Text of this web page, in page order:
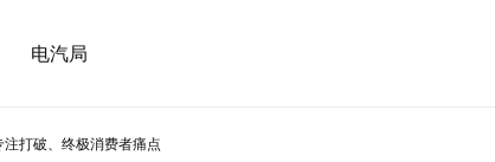
电汽局
打破、终极消费者痛点